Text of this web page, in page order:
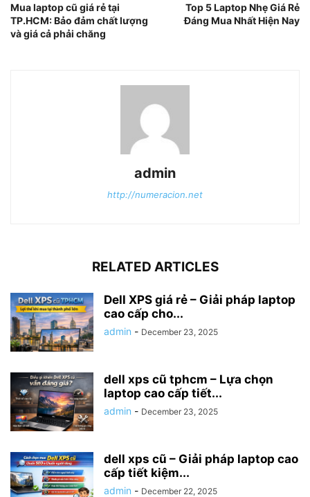
Mua laptop cũ giá rẻ tại
TP.HCM: Bảo đảm chất lượng
và giá cả phải chăng
Top 5 Laptop Nhẹ Giá Rẻ
Đáng Mua Nhất Hiện Nay
admin
http://numeracion.net
RELATED ARTICLES
Dell XPS giá rẻ – Giải pháp laptop
cao cấp cho...
admin - December 23, 2025
dell xps cũ tphcm – Lựa chọn
laptop cao cấp tiết...
admin - December 23, 2025
dell xps cũ – Giải pháp laptop cao
cấp tiết kiệm...
admin - December 22, 2025